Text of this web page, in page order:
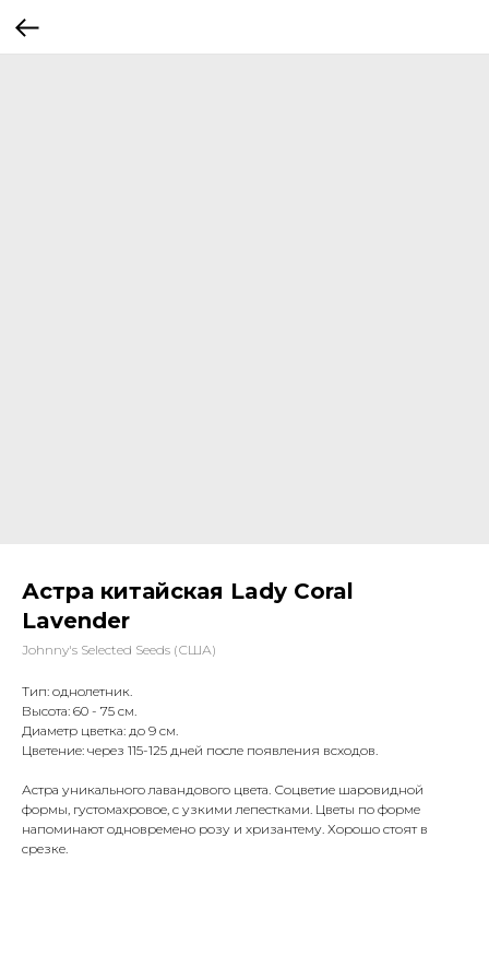
Астра китайская Lady Coral
Lavender
Johnny's Selected Seeds (США)
Тип: однолетник.
Высота: 60 - 75 см.
Диаметр цветка: до 9 см.
Цветение: через 115-125 дней после появления всходов.
Астра уникального лавандового цвета. Соцветие шаровидной
формы, густомахровое, с узкими лепестками. Цветы по форме
напоминают одновремено розу и хризантему. Хорошо стоят в
срезке.